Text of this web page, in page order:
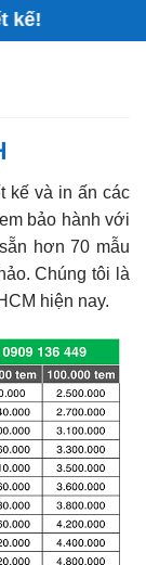
kế và in ấn các
bảo hành với
hơn 70 mẫu
Chúng tôi là
hiện nay.